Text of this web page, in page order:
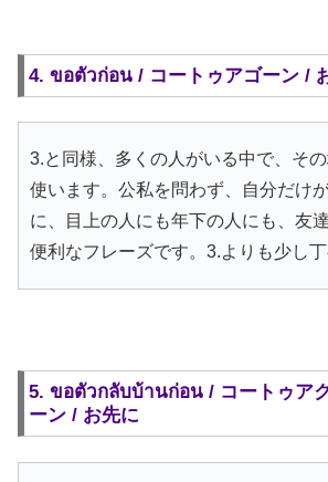
4. ขอตัวก่อน / コートゥアゴーン /
3.と同様、多くの人がいる中で、そ
使います。公私を問わず、自分だけ
に、目上の人にも年下の人にも、友
便利なフレーズです。3.よりも少し丁
5. ขอตัวกลับบ้านก่อน / コートゥア
ーン / お先に